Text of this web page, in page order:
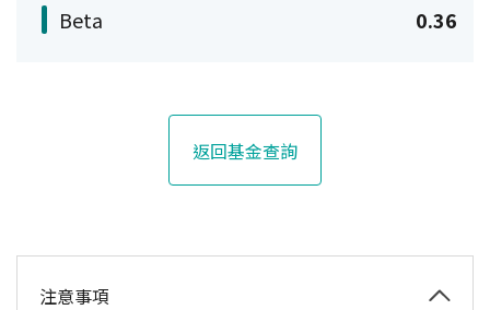
Beta 0.36
返回基金查詢
注意事項